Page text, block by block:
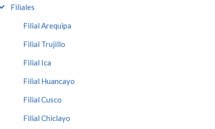
Filiales
Filial Arequipa
Filial Trujillo
Filial Ica
Filial Huancayo
Filial Cusco
Filial Chiclayo